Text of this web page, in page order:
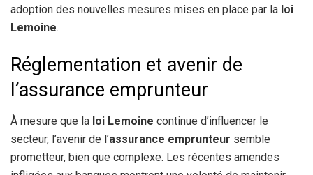
adoption des nouvelles mesures mises en place par la loi
Lemoine.
Réglementation et avenir de
l’assurance emprunteur
À mesure que la loi Lemoine continue d’influencer le
secteur, l’avenir de l’assurance emprunteur semble
prometteur, bien que complexe. Les récentes amendes